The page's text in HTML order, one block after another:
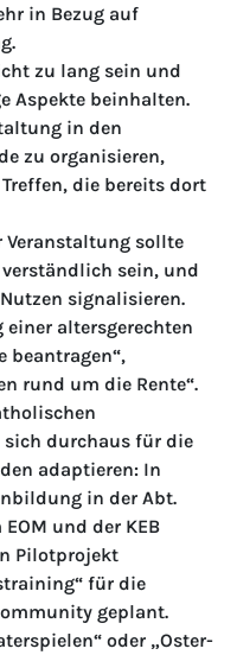
in Bezug auf
zu lang sein und
Aspekte beinhalten.
in den
zu organisieren,
die bereits dort
Veranstaltung sollte
sein, und
signalisieren.
altersgerechten
beantragen“,
rund um die Rente“.
sich durchaus für die
adaptieren: In
in der Abt.
und der KEB
Pilotprojekt
für die
geplant.
oder „Oster-